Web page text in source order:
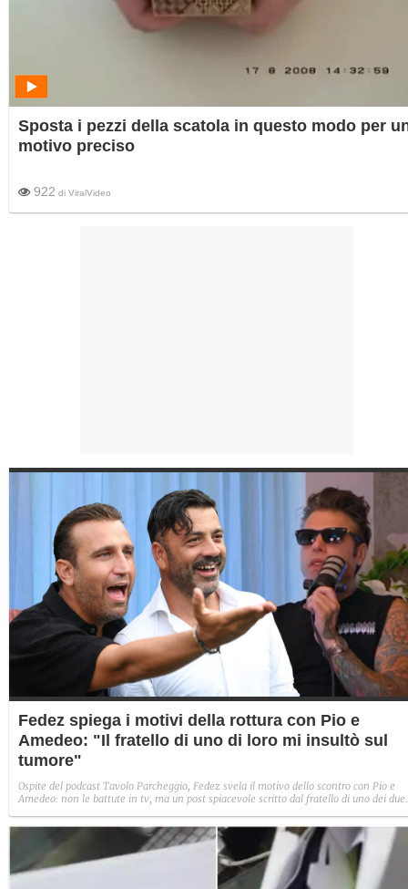
Sposta i pezzi della scatola in questo modo per
motivo preciso
922 di ViralVideo
Fedez spiega i motivi della rottura con Pio e
Amedeo: "Il fratello di uno di loro mi insultò sul
tumore"
Ospite del podcast Tavolo Parcheggio, Fedez svela il motivo dello scontro con Pio e
Amedeo: non le battute in tv, ma un post spiacevole scritto dal fratello di uno dei due
supposizioni sulle famiglie dei comici.